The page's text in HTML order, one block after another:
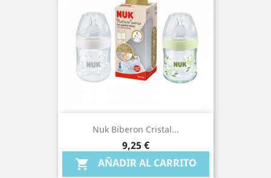
Nuk Biberon Cristal...
Precio
9,25 €
 AÑADIR AL CARRITO